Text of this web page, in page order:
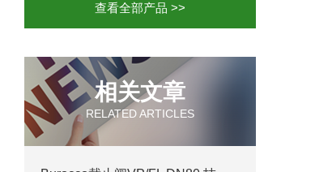
查看全部产品 >>
相关文章
RELATED ARTICLES